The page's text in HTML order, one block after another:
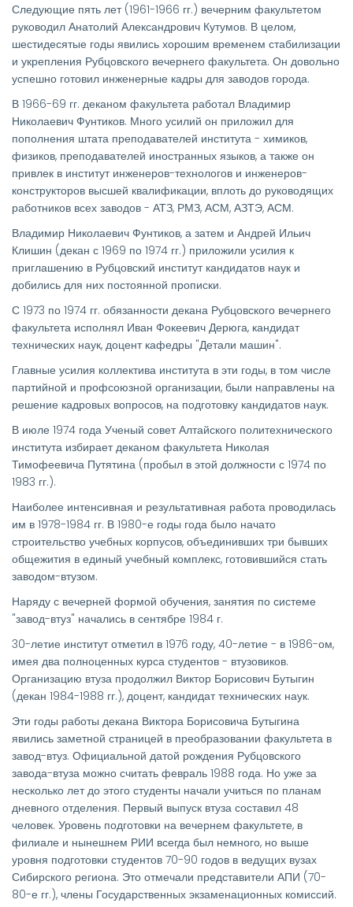
Следующие пять лет (1961-1966 гг.) вечерним факультетом
руководил Анатолий Александрович Кутумов. В целом,
шестидесятые годы явились хорошим временем стабилизации
и укрепления Рубцовского вечернего факультета. Он довольно
успешно готовил инженерные кадры для заводов города.
В 1966-69 гг. деканом факультета работал Владимир
Николаевич Фунтиков. Много усилий он приложил для
пополнения штата преподавателей института - химиков,
физиков, преподавателей иностранных языков, а также он
привлек в институт инженеров-технологов и инженеров-
конструкторов высшей квалификации, вплоть до руководящих
работников всех заводов - АТЗ, РМЗ, АСМ, АЗТЭ, АСМ.
Владимир Николаевич Фунтиков, а затем и Андрей Ильич
Клишин (декан с 1969 по 1974 гг.) приложили усилия к
приглашению в Рубцовский институт кандидатов наук и
добились для них постоянной прописки.
С 1973 по 1974 гг. обязанности декана Рубцовского вечернего
факультета исполнял Иван Фокеевич Дерюга, кандидат
технических наук, доцент кафедры "Детали машин".
Главные усилия коллектива института в эти годы, в том числе
партийной и профсоюзной организации, были направлены на
решение кадровых вопросов, на подготовку кандидатов наук.
В июле 1974 года Ученый совет Алтайского политехнического
института избирает деканом факультета Николая
Тимофеевича Путятина (пробыл в этой должности с 1974 по
1983 гг.).
Наиболее интенсивная и результативная работа проводилась
им в 1978-1984 гг. В 1980-е годы года было начато
строительство учебных корпусов, объединивших три бывших
общежития в единый учебный комплекс, готовившийся стать
заводом-втузом.
Наряду с вечерней формой обучения, занятия по системе
"завод-втуз" начались в сентябре 1984 г.
30-летие институт отметил в 1976 году, 40-летие - в 1986-ом,
имея два полноценных курса студентов - втузовиков.
Организацию втуза продолжил Виктор Борисович Бутыгин
(декан 1984-1988 гг.), доцент, кандидат технических наук.
Эти годы работы декана Виктора Борисовича Бутыгина
явились заметной страницей в преобразовании факультета в
завод-втуз. Официальной датой рождения Рубцовского
завода-втуза можно считать февраль 1988 года. Но уже за
несколько лет до этого студенты начали учиться по планам
дневного отделения. Первый выпуск втуза составил 48
человек. Уровень подготовки на вечернем факультете, в
филиале и нынешнем РИИ всегда был немного, но выше
уровня подготовки студентов 70-90 годов в ведущих вузах
Сибирского региона. Это отмечали представители АПИ (70-
80-е гг.), члены Государственных экзаменационных комиссий.